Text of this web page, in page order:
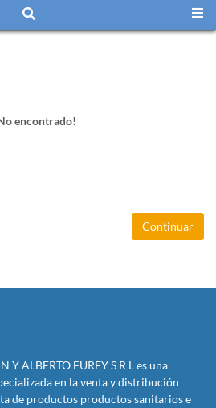
encontrado!
Continuar
Y ALBERTO FUREY S R L es una
en la venta y distribución
de productos productos sanitarios e